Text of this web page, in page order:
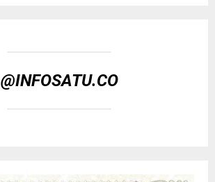
@INFOSATU.CO